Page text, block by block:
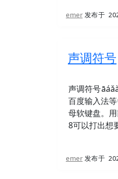
emer 发布于
声调符号
声调符号
百度输入法
母软键盘。
8可以打出想
emer 发布于